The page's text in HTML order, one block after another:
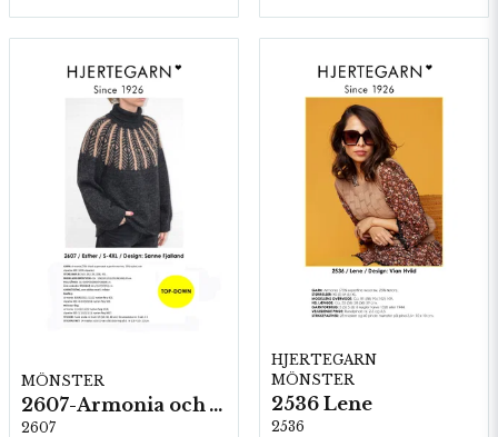
MÖNSTER
2607-Armonia och Alpaca 400
2607
HJERTEGARN
MÖNSTER
2536 Lene
2536